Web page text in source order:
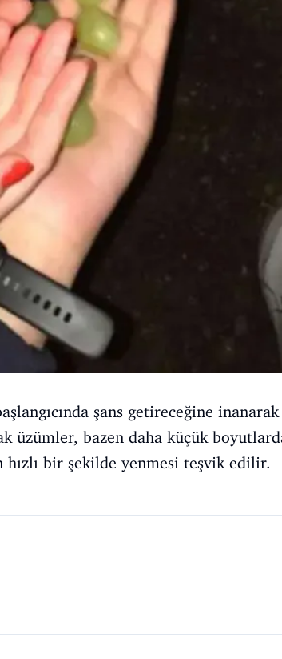
şans getireceğine
bazen daha küçük
bir şekilde yenmesi teşvik edilir.